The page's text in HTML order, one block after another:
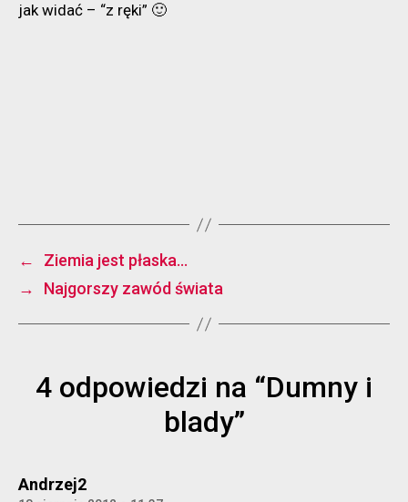
jak widać – “z ręki” 🙂
←
Ziemia jest płaska…
→
Najgorszy zawód świata
4 odpowiedzi na “Dumny i
blady”
Andrzej2komentarz: